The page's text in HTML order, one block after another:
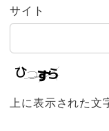
サイト
上に表示された文